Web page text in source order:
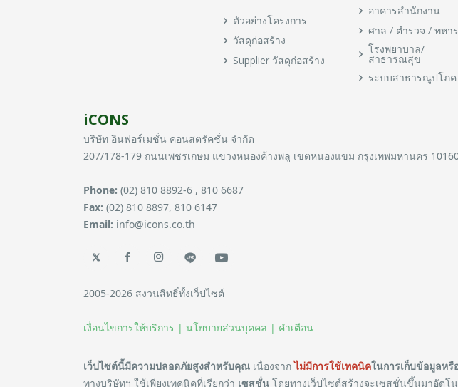
ตัวอย่างโครงการ
วัสดุก่อสร้าง
Supplier วัสดุก่อสร้าง
อาคารสำนักงาน
ศาล / ตำรวจ / ทหาร
โรงพยาบาล/
สาธารณสุข
ระบบสาธารณูปโภค
iCONS
บริษัท อินฟอร์เมชั่น คอนสตรัคชั่น จำกัด
207/178-179 ถนนเพชรเกษม แขวงหนองค้างพลู เขตหนองแขม กรุงเทพมหานคร
Phone: (02) 810 8892-6 , 810 6687
Fax: (02) 810 8897, 810 6147
Email: info@icons.co.th
2005-2026 สงวนสิทธิ์ทั้งเว็ปไซต์
เงื่อนไขการให้บริการ | นโยบายส่วนบุคคล | คำเตือน
เว็ปไซต์นี้มีความปลอดภัยสูงสำหรับคุณ เนื่องจากไม่มีการใช้เทคนิคในการเก็บข้อมูลหรื
ทางบริษัทฯ ใช้เพียงเทคนิคที่เรียกว่า เซสชั่น โดยทางเว็ปไซต์สร้างจะเซสชั่นขึ้นมาอัตโ